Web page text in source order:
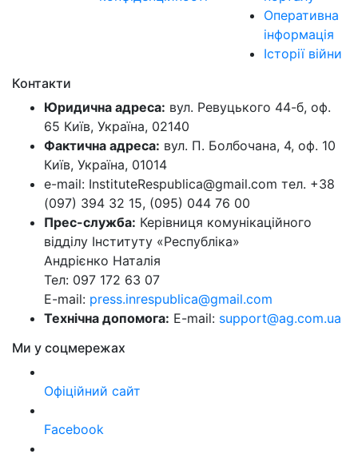
Оперативна
інформація
Історії війни
Контакти
Юридична адреса: вул. Ревуцького 44-б, оф.
65 Київ, Україна, 02140
Фактична адреса: вул. П. Болбочана, 4, оф. 10
Київ, Україна, 01014
e-mail: InstituteRespublica@gmail.com тел. +38
(097) 394 32 15, (095) 044 76 00
Прес-служба: Керівниця комунікаційного
відділу Інституту «Республіка»
Андрієнко Наталія
Тел: 097 172 63 07
E-mail: press.inrespublica@gmail.com
Технічна допомога: E-mail: support@ag.com.ua
Ми у соцмережах
Офіційний сайт
Facebook